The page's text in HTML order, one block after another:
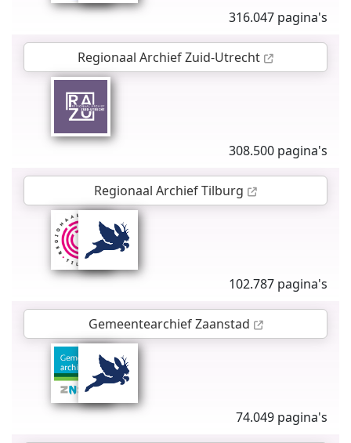
316.047 pagina's
Regionaal Archief Zuid-Utrecht
308.500 pagina's
Regionaal Archief Tilburg
102.787 pagina's
Gemeentearchief Zaanstad
74.049 pagina's